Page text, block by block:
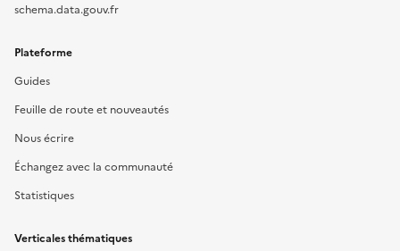
schema.data.gouv.fr
Plateforme
Guides
Feuille de route et nouveautés
Nous écrire
Échangez avec la communauté
Statistiques
Verticales thématiques